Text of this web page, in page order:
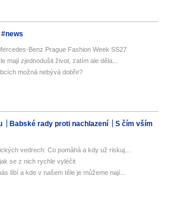
#news
Benz Prague Fashion Week SS27
mají zjednodušit život, zatím ale děla...
možná nebývá dobře?
Babské rady proti nachlazení
S čím vším
vedrech: Co pomáhá a kdy už riskuj...
se z nich rychle vyléčit
líbí a kde v našem těle je můžeme nají...